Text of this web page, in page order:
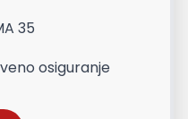
35
osiguranje